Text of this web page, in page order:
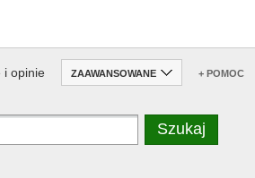
i opinie ZAAWANSOWANE + POMOC